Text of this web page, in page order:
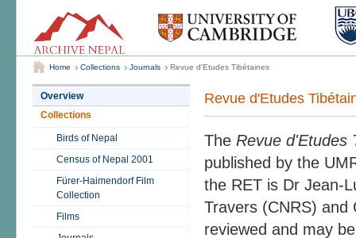
Home Collections Journals Revue d'Etudes Tibétaines
Overview
Collections
Birds of Nepal
Census of Nepal 2001
Fürer-Haimendorf Film
Collection
Films
Revue d'Etudes
The Revue d'Etudes
published by the
the RET is Dr Jean-
Travers (CNRS) and
reviewed and may